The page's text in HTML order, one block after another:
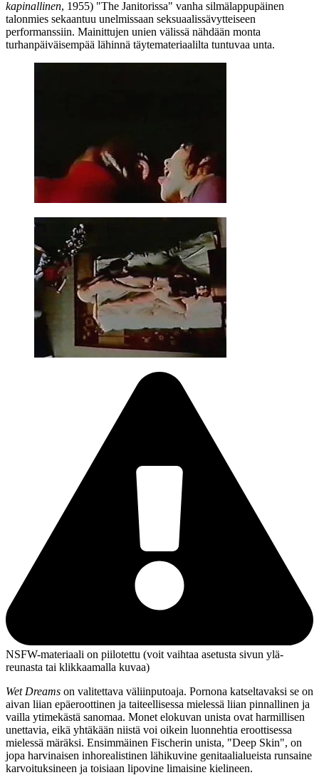
kapinallinen, 1955) "The Janitorissa" vanha silmälappupäinen
talonmies sekaantuu unelmissaan seksuaalissävytteiseen
performanssiin. Mainittujen unien välissä nähdään monta
turhanpäiväisempää lähinnä täytemateriaalilta tuntuvaa unta.
NSFW-materiaali on piilotettu (voit vaihtaa asetusta sivun ylä­
reunasta tai klikkaamalla kuvaa)
Wet Dreams on valitettava väliinputoaja. Pornona katseltavaksi se on
aivan liian epäeroottinen ja taiteellisessa mielessä liian pinnallinen ja
vailla ytimekästä sanomaa. Monet elokuvan unista ovat harmillisen
unettavia, eikä yhtäkään niistä voi oikein luonnehtia eroottisessa
mielessä märäksi. Ensimmäinen Fischerin unista, "Deep Skin", on
jopa harvinaisen inhorealistinen lähikuvine genitaalialueista runsaine
karvoituksineen ja toisiaan lipovine limaisine kielineen.